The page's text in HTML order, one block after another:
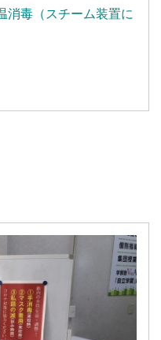
消毒（スチーム装置に